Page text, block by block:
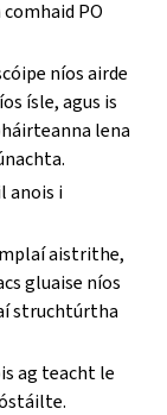
PO
níos airde
ísle, agus is
lena
anois i
aistrithe,
gluaise níos
struchtúrtha
ag teacht le